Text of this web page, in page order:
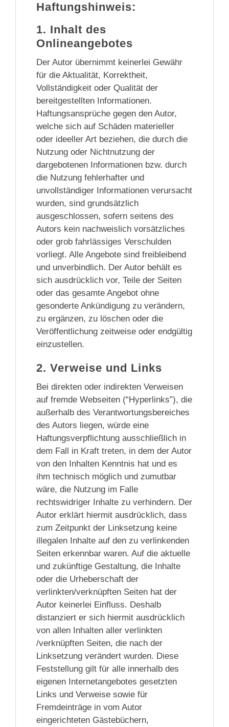
Haftungshinweis:
1. Inhalt des
Onlineangebotes
Der Autor übernimmt keinerlei Gewähr
für die Aktualität, Korrektheit,
Vollständigkeit oder Qualität der
bereitgestellten Informationen.
Haftungsansprüche gegen den Autor,
welche sich auf Schäden materieller
oder ideeller Art beziehen, die durch die
Nutzung oder Nichtnutzung der
dargebotenen Informationen bzw. durch
die Nutzung fehlerhafter und
unvollständiger Informationen verursacht
wurden, sind grundsätzlich
ausgeschlossen, sofern seitens des
Autors kein nachweislich vorsätzliches
oder grob fahrlässiges Verschulden
vorliegt. Alle Angebote sind freibleibend
und unverbindlich. Der Autor behält es
sich ausdrücklich vor, Teile der Seiten
oder das gesamte Angebot ohne
gesonderte Ankündigung zu verändern,
zu ergänzen, zu löschen oder die
Veröffentlichung zeitweise oder endgültig
einzustellen.
2. Verweise und Links
Bei direkten oder indirekten Verweisen
auf fremde Webseiten (“Hyperlinks”), die
außerhalb des Verantwortungsbereiches
des Autors liegen, würde eine
Haftungsverpflichtung ausschließlich in
dem Fall in Kraft treten, in dem der Autor
von den Inhalten Kenntnis hat und es
ihm technisch möglich und zumutbar
wäre, die Nutzung im Falle
rechtswidriger Inhalte zu verhindern. Der
Autor erklärt hiermit ausdrücklich, dass
zum Zeitpunkt der Linksetzung keine
illegalen Inhalte auf den zu verlinkenden
Seiten erkennbar waren. Auf die aktuelle
und zukünftige Gestaltung, die Inhalte
oder die Urheberschaft der
verlinkten/verknüpften Seiten hat der
Autor keinerlei Einfluss. Deshalb
distanziert er sich hiermit ausdrücklich
von allen Inhalten aller verlinkten
/verknüpften Seiten, die nach der
Linksetzung verändert wurden. Diese
Feststellung gilt für alle innerhalb des
eigenen Internetangebotes gesetzten
Links und Verweise sowie für
Fremdeinträge in vom Autor
eingerichteten Gästebüchern,